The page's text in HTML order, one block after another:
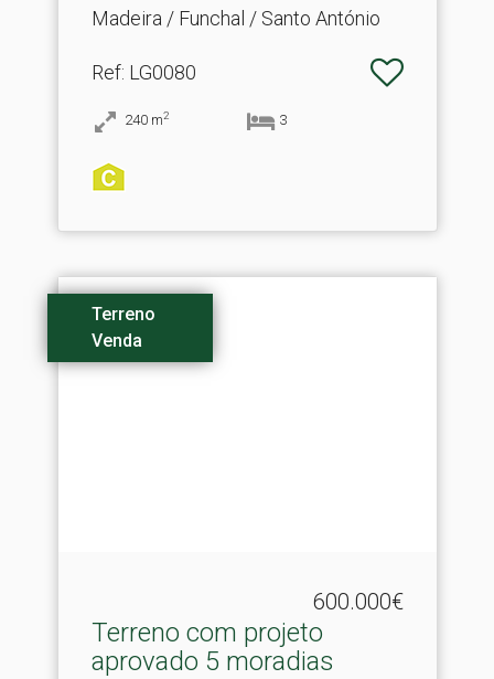
Madeira / Funchal / Santo António
Ref: LG0080
240 m2 3
Terreno
Venda
600.000€
Terreno com projeto
aprovado 5 moradias